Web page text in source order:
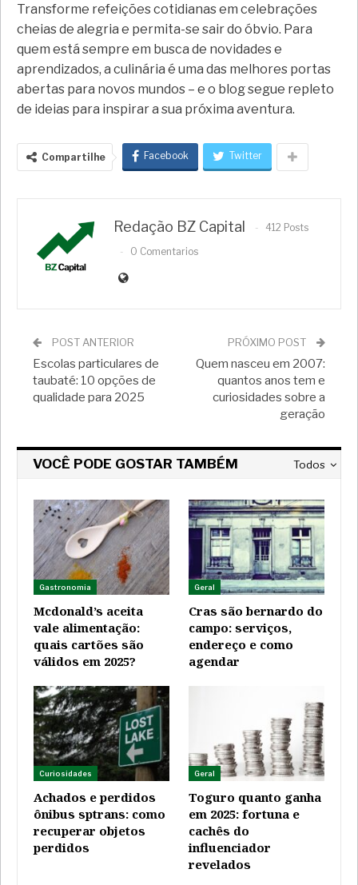
Transforme refeições cotidianas em celebrações
cheias de alegria e permita-se sair do óbvio. Para
quem está sempre em busca de novidades e
aprendizados, a culinária é uma das melhores portas
abertas para novos mundos – e o blog segue repleto
de ideias para inspirar a sua próxima aventura.
Compartilhe Facebook Twitter
Redação BZ Capital
412 Posts
0 Comentarios
POST ANTERIOR
Escolas particulares de
taubaté: 10 opções de
qualidade para 2025
PRÓXIMO POST
Quem nasceu em 2007:
quantos anos tem e
curiosidades sobre a
geração
Todos
VOCÊ PODE GOSTAR TAMBÉM
Gastronomia
Mcdonald’s aceita
vale alimentação:
quais cartões são
válidos em 2025?
Geral
Cras são bernardo do
campo: serviços,
endereço e como
agendar
Curiosidades
Achados e perdidos
ônibus sptrans: como
recuperar objetos
perdidos
Geral
Toguro quanto ganha
em 2025: fortuna e
cachês do
influenciador
revelados